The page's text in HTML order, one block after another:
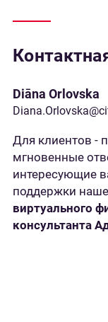
Diāna Orlovska
Для клиентов -
мгновенные
интересующие
поддержки
виртуального
консультанта